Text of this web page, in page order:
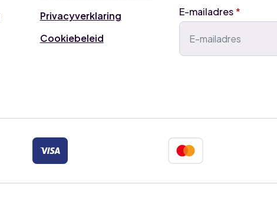
Privacyverklaring
Cookiebeleid
E-mailadres *